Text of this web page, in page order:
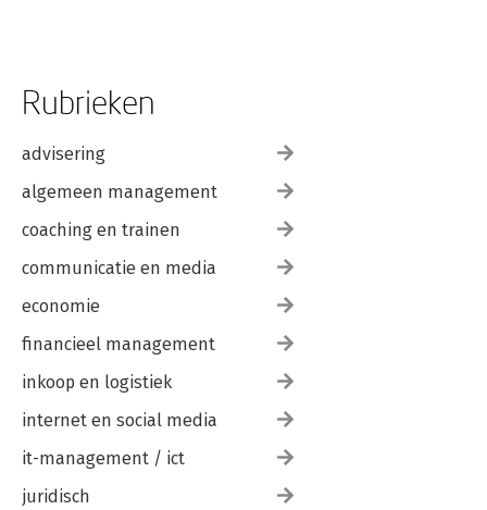
Rubrieken
advisering
algemeen management
coaching en trainen
communicatie en media
economie
financieel management
inkoop en logistiek
internet en social media
it-management / ict
juridisch